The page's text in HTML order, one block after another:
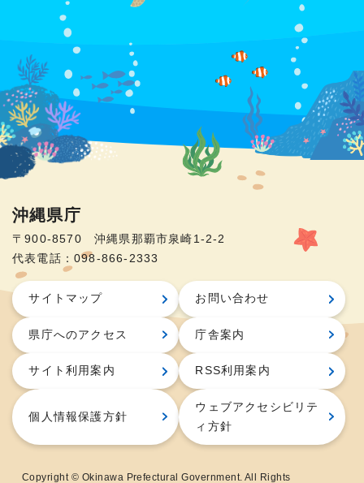
沖縄県庁
〒900-8570 沖縄県那覇市泉崎1-2-2
代表電話：098-866-2333
サイトマップ お問い合わせ
県庁へのアクセス 庁舎案内
サイト利用案内 RSS利用案内
個人情報保護方針
ウェブアクセシビリテ
ィ方針
Copyright © Okinawa Prefectural Government. All Rights